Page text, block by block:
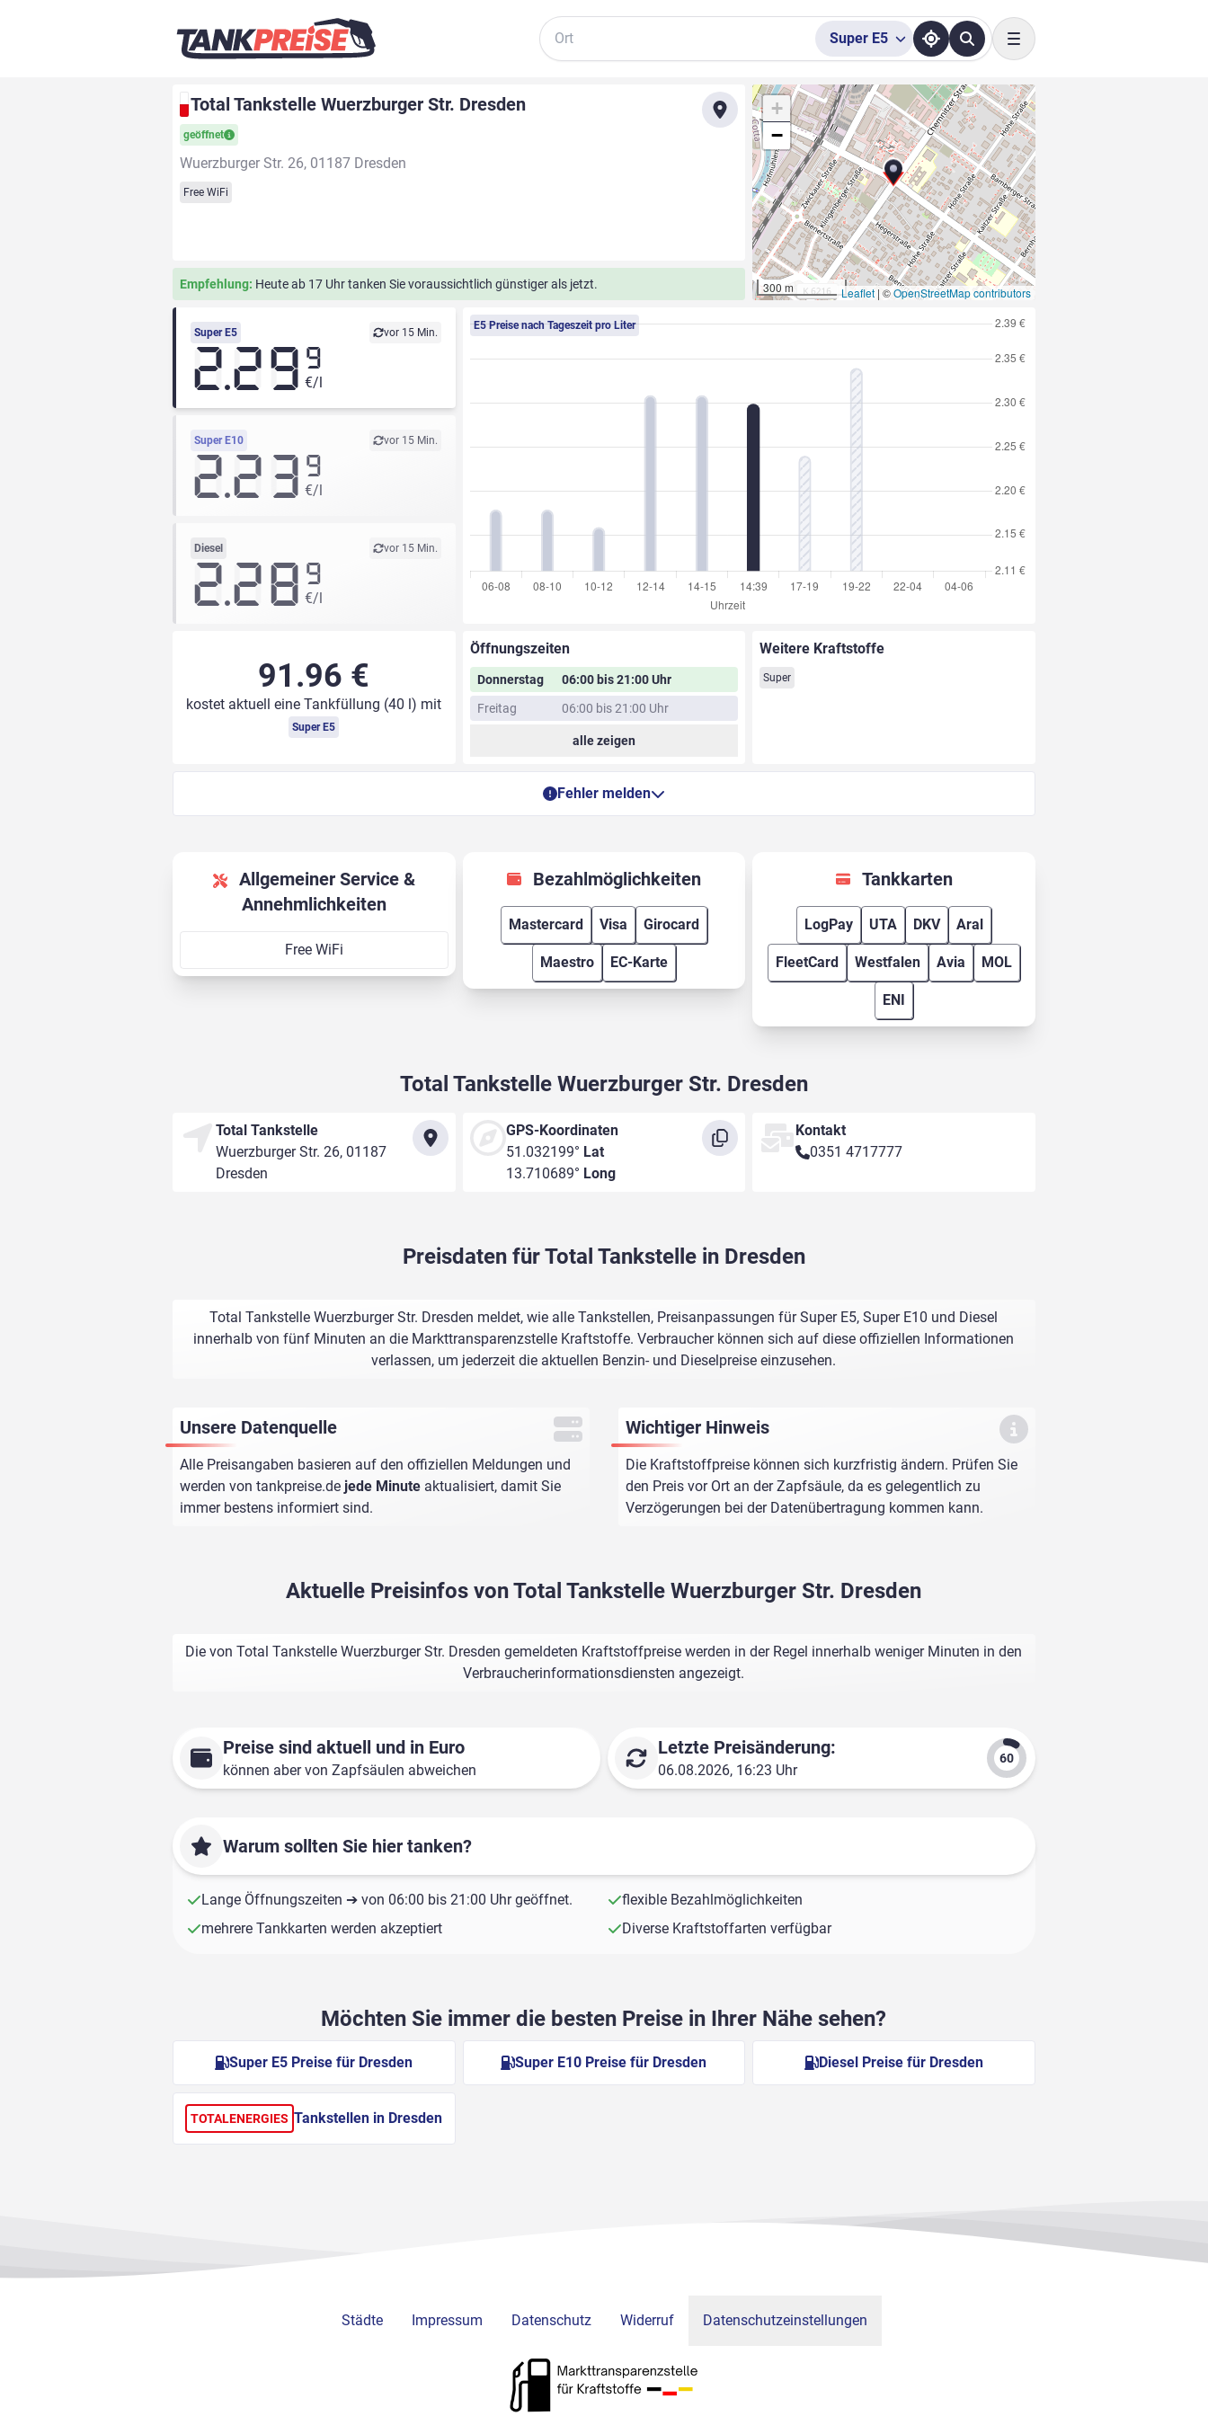
Suche
Super E5
Toggle navigation
Total Tankstelle Wuerzburger Str. Dresden
geöffnet
Wuerzburger Str. 26, 01187 Dresden
Free WiFi
Empfehlung: Heute ab 17 Uhr tanken Sie voraussichtlich günstiger als jetzt.
+
−
300 m Leaflet | ©OpenStreetMap contributors
Super E5 vor 15 Min.
2.29 9
€/l
Super E10 vor 15 Min.
2.23 9
€/l
Diesel vor 15 Min.
2.28 9
€/l
E5 Preise nach Tageszeit pro Liter
91.96 €
kostet aktuell eine Tankfüllung (40 l) mit
Super E5
Öffnungszeiten
Donnerstag
06:00 bis 21:00 Uhr
Freitag
06:00 bis 21:00 Uhr
alle zeigen
Weitere Kraftstoffe
Super
Fehler melden
Annehmlichkeiten
Free WiFi
Bezahlmöglichkeiten
Mastercard Visa Girocard
Maestro EC-Karte
Tankkarten
LogPay UTA DKV Aral
FleetCard Westfalen Avia MOL
ENI
Total Tankstelle Wuerzburger Str. Dresden
Total Tankstelle
Wuerzburger Str. 26, 01187
Dresden
GPS-Koordinaten
51.032199° Lat
13.710689° Long
Kontakt
0351 4717777
Preisdaten für Total Tankstelle in Dresden
Total Tankstelle Wuerzburger Str. Dresden meldet, wie alle Tankstellen, Preisanpassungen für Super E5, Super E10 und Diesel
innerhalb von fünf Minuten an die Markttransparenzstelle Kraftstoffe. Verbraucher können sich auf diese offiziellen Informationen
verlassen, um jederzeit die aktuellen Benzin- und Dieselpreise einzusehen.
Unsere Datenquelle
Alle Preisangaben basieren auf den offiziellen Meldungen und
werden von tankpreise.de jede Minute aktualisiert, damit Sie
immer bestens informiert sind.
Wichtiger Hinweis
Die Kraftstoffpreise können sich kurzfristig ändern. Prüfen Sie
den Preis vor Ort an der Zapfsäule, da es gelegentlich zu
Verzögerungen bei der Datenübertragung kommen kann.
Aktuelle Preisinfos von Total Tankstelle Wuerzburger Str. Dresden
Die von Total Tankstelle Wuerzburger Str. Dresden gemeldeten Kraftstoffpreise werden in der Regel innerhalb weniger Minuten in den
Verbraucherinformationsdiensten angezeigt.
Preise sind aktuell und in Euro
können aber von Zapfsäulen abweichen
Letzte Preisänderung:
06.08.2026, 16:23 Uhr
Warum sollten Sie hier tanken?
Lange Öffnungszeiten ➔ von 06:00 bis 21:00 Uhr geöffnet.
flexible Bezahlmöglichkeiten
mehrere Tankkarten werden akzeptiert
Diverse Kraftstoffarten verfügbar
Möchten Sie immer die besten Preise in Ihrer Nähe sehen?
Super E5 Preise für Dresden Super E10 Preise für Dresden Diesel Preise für Dresden
TOTALENERGIES Tankstellen in Dresden
Städte Impressum Datenschutz Widerruf Datenschutzeinstellungen